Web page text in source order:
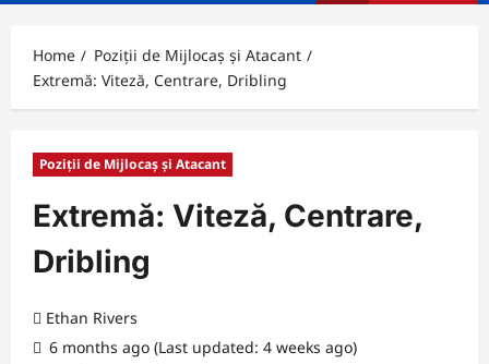
Home
Poziții de Mijlocaș și Atacant
Extremă: Viteză, Centrare, Dribling
Poziții de Mijlocaș și Atacant
Extremă: Viteză, Centrare,
Dribling
Ethan Rivers
6 months ago (Last updated: 4 weeks ago)